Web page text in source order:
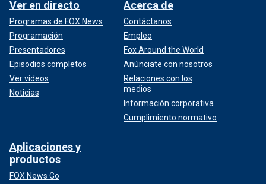
Ver en directo
Programas de FOX News
Programación
Presentadores
Episodios completos
Ver vídeos
Noticias
Acerca de
Contáctanos
Empleo
Fox Around the World
Anúnciate con nosotros
Relaciones con los
medios
Información corporativa
Cumplimiento normativo
Aplicaciones y
productos
FOX News Go